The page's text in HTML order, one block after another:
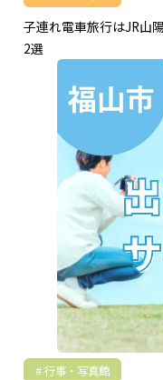
子連れ電車旅行はJR山
2選
行事・写真館